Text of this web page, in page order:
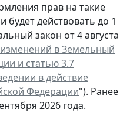
прав на такие
будет действовать до 1
закон от 4 августа
в Земельный
и статью 3.7
в действие
Федерации"). Ранее
2026 года.